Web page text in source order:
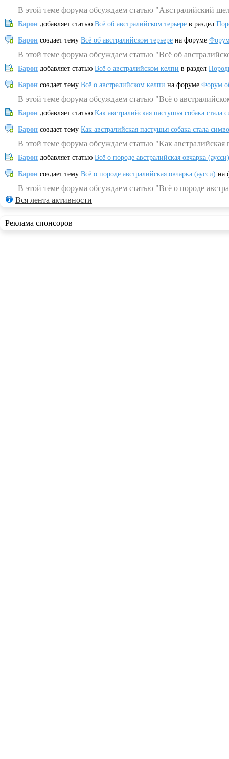
В этой теме форума обсуждаем статью "Австралийский
Барон добавляет статью Всё об австралийском терьере в раздел
Барон создает тему Всё об австралийском терьере на форуме
В этой теме форума обсуждаем статью "Всё об
Барон добавляет статью Всё о австралийском келпи в раздел
Барон создает тему Всё о австралийском келпи на форуме Форум
В этой теме форума обсуждаем статью "Всё о
Барон добавляет статью Как австралийская пастушья собака
Барон создает тему Как австралийская пастушья собака стала
В этой теме форума обсуждаем статью "Как
Барон добавляет статью Всё о породе австралийская овчарка (аусси)
Барон создает тему Всё о породе австралийская овчарка (аусси) на
В этой теме форума обсуждаем статью "Всё о породе
Вся лента активности
Реклама спонсоров